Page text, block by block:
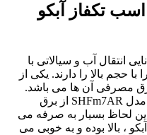
درباره پمپ آب 4 اینچ 3 اسب تکفاز آبکو
انتقال آب و سیالاتی با
حجم بالا را دارند. یکی از
مصرفی آن ها می باشد.
پمپ سه اسب چهار اینچ تک فاز آبکو مدل SHFm7AR از برق
لحاظ بسیار به صرفه می
، بالا بوده و به خوبی می